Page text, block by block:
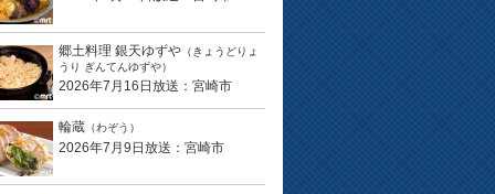
郷土料理 銀天ゆずや （きょうどりょ
うり ぎんてんゆずや）
2026年7月16日放送：宮崎市
輪蔵 （わぞう）
2026年7月9日放送：宮崎市